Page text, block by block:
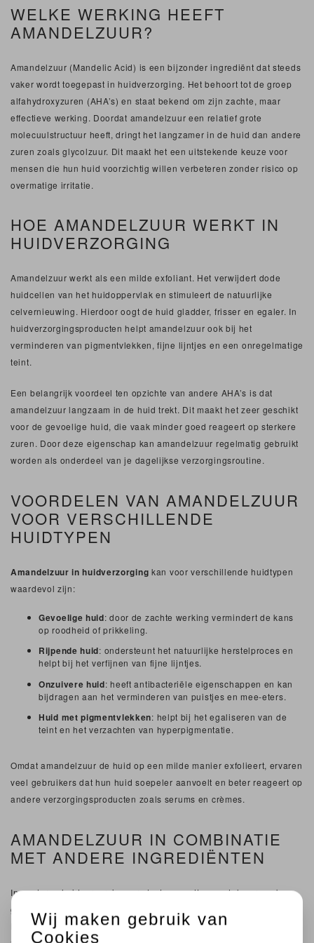
WELKE WERKING HEEFT
AMANDELZUUR?
Amandelzuur (Mandelic Acid) is een bijzonder ingrediënt dat steeds
vaker wordt toegepast in huidverzorging. Het behoort tot de groep
alfahydroxyzuren (AHA’s) en staat bekend om zijn zachte, maar
effectieve werking. Doordat amandelzuur een relatief grote
molecuulstructuur heeft, dringt het langzamer in de huid dan andere
zuren zoals glycolzuur. Dit maakt het een uitstekende keuze voor
mensen die hun huid voorzichtig willen verbeteren zonder risico op
overmatige irritatie.
HOE AMANDELZUUR WERKT IN
HUIDVERZORGING
Amandelzuur werkt als een milde exfoliant. Het verwijdert dode
huidcellen van het huidoppervlak en stimuleert de natuurlijke
celvernieuwing. Hierdoor oogt de huid gladder, frisser en egaler. In
huidverzorgingsproducten helpt amandelzuur ook bij het
verminderen van pigmentvlekken, fijne lijntjes en een onregelmatige
teint.
Een belangrijk voordeel ten opzichte van andere AHA’s is dat
amandelzuur langzaam in de huid trekt. Dit maakt het zeer geschikt
voor de gevoelige huid, die vaak minder goed reageert op sterkere
zuren. Door deze eigenschap kan amandelzuur regelmatig gebruikt
worden als onderdeel van je dagelijkse verzorgingsroutine.
VOORDELEN VAN AMANDELZUUR
VOOR VERSCHILLENDE
HUIDTYPEN
Amandelzuur in huidverzorging kan voor verschillende huidtypen
waardevol zijn:
Gevoelige huid: door de zachte werking vermindert de kans
op roodheid of prikkeling.
Rijpende huid: ondersteunt het natuurlijke herstelproces en
helpt bij het verfijnen van fijne lijntjes.
Onzuivere huid: heeft antibacteriële eigenschappen en kan
bijdragen aan het verminderen van puistjes en mee-eters.
Huid met pigmentvlekken: helpt bij het egaliseren van de
teint en het verzachten van hyperpigmentatie.
Omdat amandelzuur de huid op een milde manier exfolieert, ervaren
veel gebruikers dat hun huid soepeler aanvoelt en beter reageert op
andere verzorgingsproducten zoals serums en crèmes.
AMANDELZUUR IN COMBINATIE
MET ANDERE INGREDIËNTEN
In moderne huidverzorgingsproducten wordt amandelzuur vaak
gecombineerd met andere natuurlijke en krachtige ingrediënten.
Denk aan antioxidanten zoals vitamine C, hydraterende stoffen
Wij maken gebruik van
Cookies